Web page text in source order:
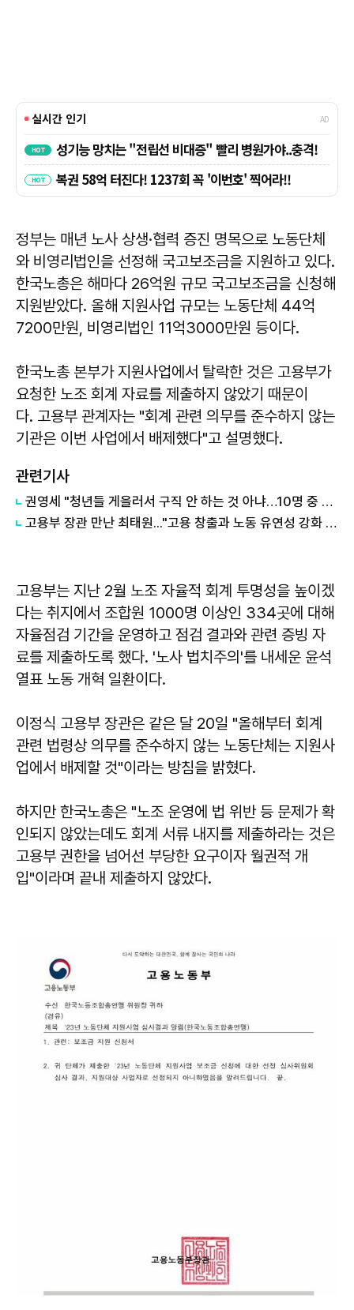
정부는 매년 노사 상생·협력 증진 명목으로 노동단체
와 비영리법인을 선정해 국고보조금을 지원하고 있다.
한국노총은 해마다 26억원 규모 국고보조금을 신청해
지원받았다. 올해 지원사업 규모는 노동단체 44억
7200만원, 비영리법인 11억3000만원 등이다.
한국노총 본부가 지원사업에서 탈락한 것은 고용부가
요청한 노조 회계 자료를 제출하지 않았기 때문이
다. 고용부 관계자는 "회계 관련 의무를 준수하지 않는
기관은 이번 사업에서 배제했다"고 설명했다.
관련기사
권영세 "청년들 게을러서 구직 안 하는 것 아냐…10명 중 4명 비정규직"
고용부 장관 만난 최태원..."고용 창출과 노동 유연성 강화 필요"
고용부는 지난 2월 노조 자율적 회계 투명성을 높이겠
다는 취지에서 조합원 1000명 이상인 334곳에 대해
자율점검 기간을 운영하고 점검 결과와 관련 증빙 자
료를 제출하도록 했다. '노사 법치주의'를 내세운 윤석
열표 노동 개혁 일환이다.
이정식 고용부 장관은 같은 달 20일 "올해부터 회계
관련 법령상 의무를 준수하지 않는 노동단체는 지원사
업에서 배제할 것"이라는 방침을 밝혔다.
하지만 한국노총은 "노조 운영에 법 위반 등 문제가 확
인되지 않았는데도 회계 서류 내지를 제출하라는 것은
고용부 권한을 넘어선 부당한 요구이자 월권적 개
입"이라며 끝내 제출하지 않았다.